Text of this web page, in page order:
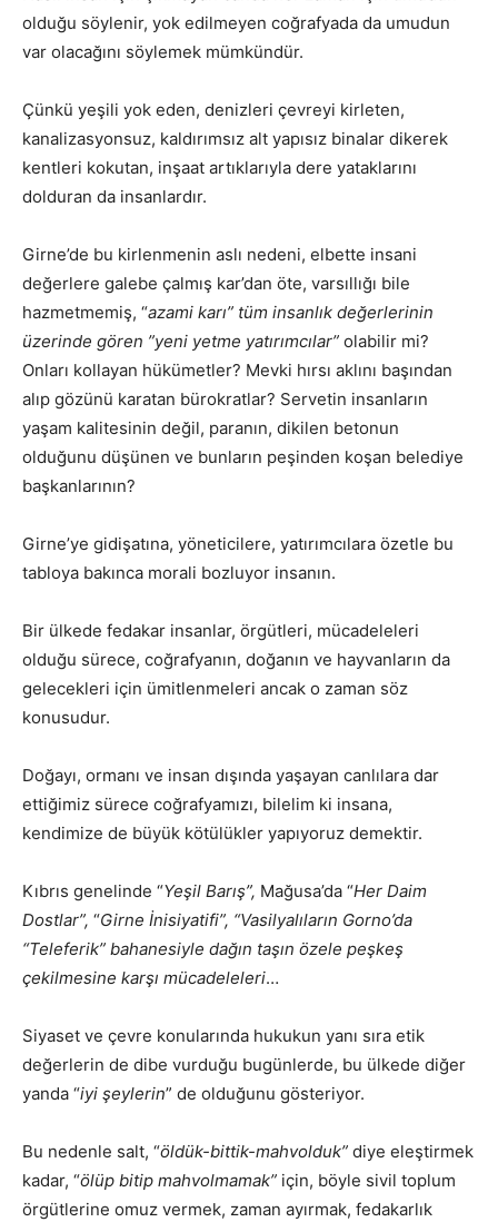
olduğu söylenir, yok edilmeyen coğrafyada da umudun
var olacağını söylemek mümkündür.
Çünkü yeşili yok eden, denizleri çevreyi kirleten,
kanalizasyonsuz, kaldırımsız alt yapısız binalar dikerek
kentleri kokutan, inşaat artıklarıyla dere yataklarını
dolduran da insanlardır.
Girne’de bu kirlenmenin aslı nedeni, elbette insani
değerlere galebe çalmış kar’dan öte, varsıllığı bile
hazmetmemiş, “azami karı” tüm insanlık değerlerinin
üzerinde gören ”yeni yetme yatırımcılar” olabilir mi?
Onları kollayan hükümetler? Mevki hırsı aklını başından
alıp gözünü karatan bürokratlar? Servetin insanların
yaşam kalitesinin değil, paranın, dikilen betonun
olduğunu düşünen ve bunların peşinden koşan belediye
başkanlarının?
Girne’ye gidişatına, yöneticilere, yatırımcılara özetle bu
tabloya bakınca morali bozluyor insanın.
Bir ülkede fedakar insanlar, örgütleri, mücadeleleri
olduğu sürece, coğrafyanın, doğanın ve hayvanların da
gelecekleri için ümitlenmeleri ancak o zaman söz
konusudur.
Doğayı, ormanı ve insan dışında yaşayan canlılara dar
ettiğimiz sürece coğrafyamızı, bilelim ki insana,
kendimize de büyük kötülükler yapıyoruz demektir.
Kıbrıs genelinde “Yeşil Barış”, Mağusa’da “Her Daim
Dostlar”, “Girne İnisiyatifi”, “Vasilyalıların Gorno’da
“Teleferik” bahanesiyle dağın taşın özele peşkeş
çekilmesine karşı mücadeleleri…
Siyaset ve çevre konularında hukukun yanı sıra etik
değerlerin de dibe vurduğu bugünlerde, bu ülkede diğer
yanda “iyi şeylerin” de olduğunu gösteriyor.
Bu nedenle salt, “öldük-bittik-mahvolduk” diye eleştirmek
kadar, “ölüp bitip mahvolmamak” için, böyle sivil toplum
örgütlerine omuz vermek, zaman ayırmak, fedakarlık